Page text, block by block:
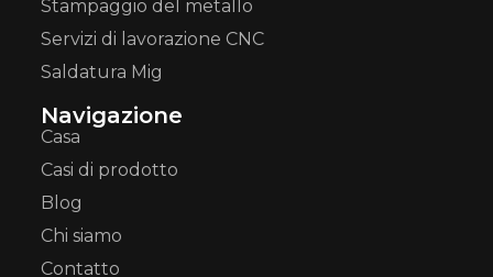
Stampaggio del metallo
Servizi di lavorazione CNC
Saldatura Mig
Navigazione
Casa
Casi di prodotto
Blog
Chi siamo
Contatto